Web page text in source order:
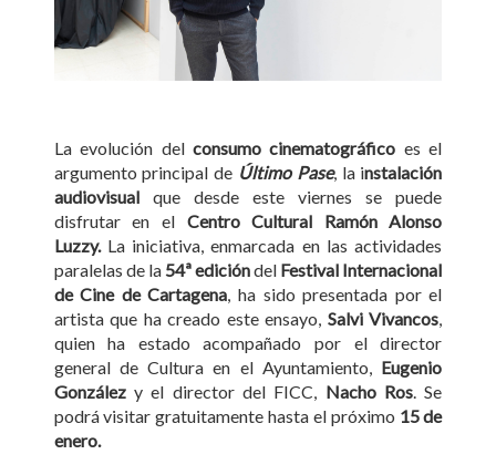
La evolución del consumo cinematográfico es el
argumento principal de Último Pase, la instalación
audiovisualque desde este viernes se puede
disfrutar en el Centro Cultural Ramón Alonso
Luzzy.La iniciativa, enmarcada en las actividades
paralelas de la 54ª edicióndel Festival Internacional
de Cine de Cartagena, ha sido presentada por el
artista que ha creado este ensayo, Salvi Vivancos,
quien ha estado acompañado por el director
general de Cultura en el Ayuntamiento, Eugenio
González y el director del FICC, Nacho Ros. Se
podrá visitar gratuitamente hasta el próximo 15 de
enero.